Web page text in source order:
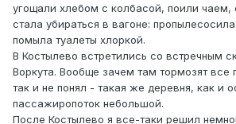
угощали хлебом с колбасой, поили чаем,
стала убираться в вагоне:
помыла туалеты хлоркой.
В Костылево встретились со встречным
Воркута. Вообще зачем там тормозят все
так и не понял - такая же деревня, как и
пассажиропоток небольшой.
После Костылево я все-таки решил